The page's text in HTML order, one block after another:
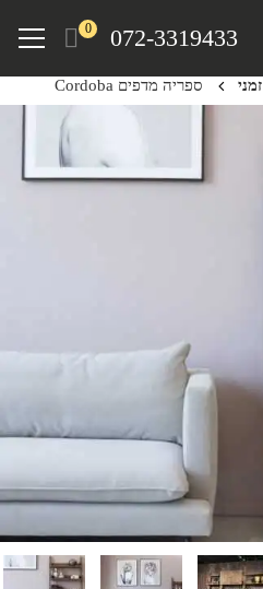
072-3319433
0
Menu
זמני ספריה מדפים Cordoba